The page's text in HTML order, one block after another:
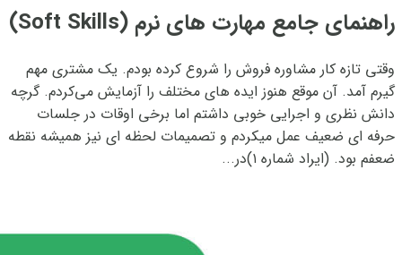
راهنمای جامع مهارت های نرم (Soft Skills)
وقتی تازه کار مشاوره فروش را شروع کرده بودم. یک مشتری مهم
گیرم آمد. آن موقع هنوز ایده های مختلف را آزمایش می‌کردم. گرچه
دانش نظری و اجرایی خوبی داشتم اما برخی اوقات در جلسات
حرفه ای ضعیف عمل میکردم و تصمیمات لحظه ای نیز همیشه نقطه
ضعفم بود. (ایراد شماره ۱)در...